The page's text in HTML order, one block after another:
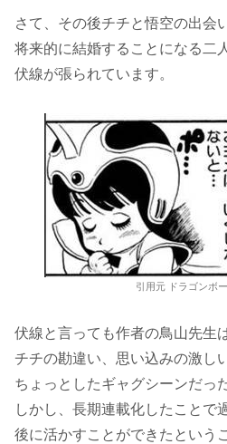
さて、その後チチと悟空の出会
将来的に結婚することになる二
伏線が張られています。
引用元 ドラゴンボ
伏線と言っても作者の鳥山先生
チチの勘違い、思い込みの激し
ちょっとしたギャグシーンだっ
しかし、長期連載化したことで
後に活かすことができたという